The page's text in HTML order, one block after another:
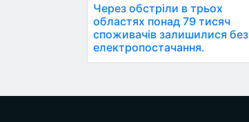
Через обстріли в трьох
областях понад 79 тисяч
споживачів залишилися без
електропостачання.